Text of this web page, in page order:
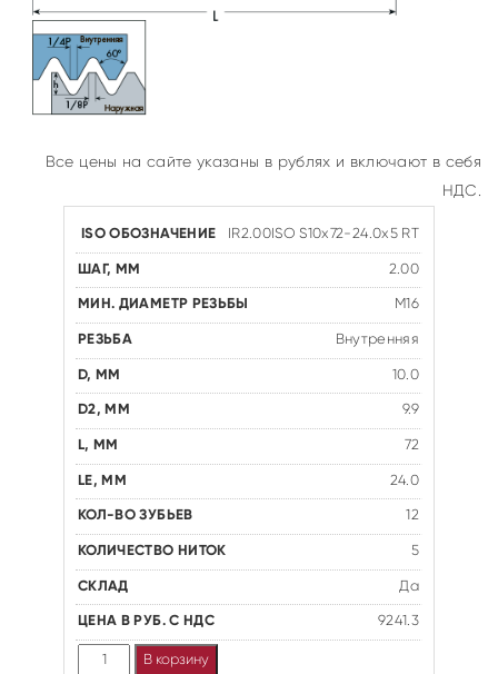
Все цены на сайте указаны в рублях и включают в себя
НДС.
IR2.00ISO S10x72-24.0x5 RT
2.00
M16
Внутренняя
10.0
9.9
72
24.0
12
5
Да
9241.3
КоличествоВ корзину